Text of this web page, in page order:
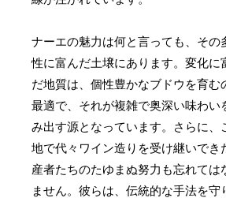
ナーエの魅力は何と言っても、その
性に富んだ土壌にあります。変化に
だ地質は、個性豊かなブドウを育む
最適で、それが複雑で奥深い味わい
み出す源となっています。さらに、
地で代々ワイン造りを受け継いでき
産者たちのたゆまぬ努力も忘れては
ません。彼らは、伝統的な手法を守